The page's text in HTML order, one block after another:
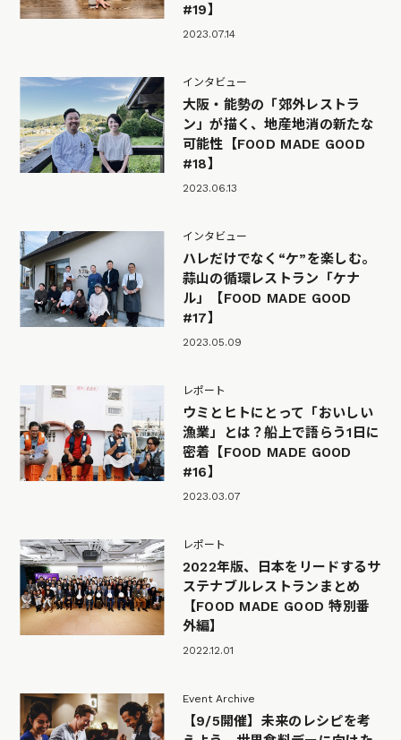
#19】
2023.07.14
インタビュー
大阪・能勢の「郊外レストラ
ン」が描く、地産地消の新たな
可能性【FOOD MADE GOOD
#18】
2023.06.13
インタビュー
ハレだけでなく“ケ”を楽しむ。
蒜山の循環レストラン「ケナ
ル」【FOOD MADE GOOD
#17】
2023.05.09
レポート
ウミとヒトにとって「おいしい
漁業」とは？船上で語らう1日に
密着【FOOD MADE GOOD
#16】
2023.03.07
レポート
2022年版、日本をリードするサ
ステナブルレストランまとめ
【FOOD MADE GOOD 特別番
外編】
2022.12.01
Event Archive
【9/5開催】未来のレシピを考